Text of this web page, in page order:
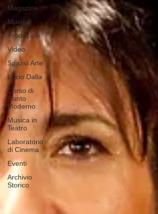
Magazine
Musica
Produzioni
Video
Spazio Arte
Lucio Dalla
Corso di
Canto
Moderno
Musica in
Teatro
Laboratorio
di Cinema
Eventi
Archivio
Storico